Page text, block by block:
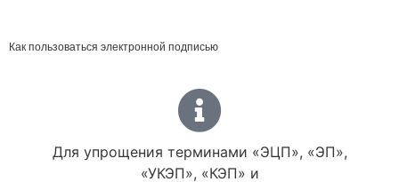
Как пользоваться электронной подписью
Для упрощения терминами «ЭЦП», «ЭП»,
«УКЭП», «КЭП» и